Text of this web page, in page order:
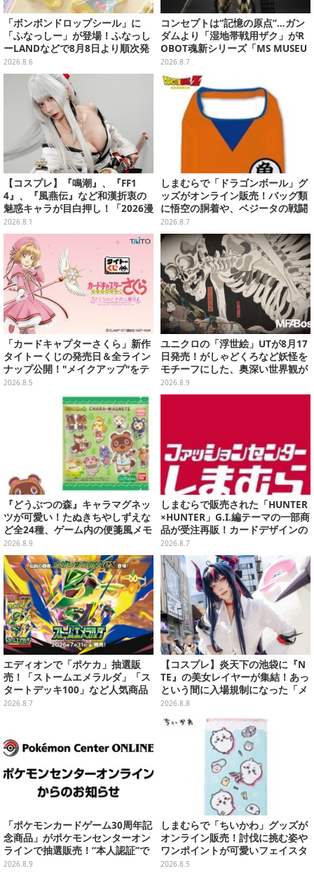
「ボンボンドロップシール」に
「ふなっしー」が登場！ふなっし
ーLANDなどで8月8日より順次発
売
2026.8.6
コンセプトは“記憶の原点”…ガン
ダムより「湿地帯戦用ザク」がR
OBOT魂新シリーズ「MS MUSEU
M」で商品化！博物館イメージの
ベースも注目
2026.8.7
【コスプレ】『鳴潮』、『FF1
4』、『風燕伝』など和漢折衷の
魅惑キャラが目白押し！「2026漫
画博覧会」美麗レイヤー13選【写
真39枚】
2026.8.1
しまむらで「ドラゴンボール」グ
ッズがオンライン販売！バッグ類
に悟空の胴着や、ベジータの戦闘
服を大胆デザイン
2026.8.7
「カードキャプターさくら」新作
タイトーくじの発売日＆全ライン
ナップ公開！"メイクアップ"をテ
ーマに、日常でも使いたくなるア
イテムがズラリ
2026.8.5
ユニクロの「浮世絵」UTが8月17
日発売！がしゃどくろなど妖怪を
モチーフにした、奥深い世界観が
最高にオシャレ
2026.8.9
『どうぶつの森』キャラマグネッ
ツが可愛い！たぬきちやしずえな
ど全24種、ゲーム内の便箋風メモ
カード全10種も
2026.8.9
しまむらで販売された「HUNTER
×HUNTER」G.I.編テーマの一部商
品が受注再販！カードデザインの
キーホルダーや、キルアたちのセ
リフ付ソックスなど
2026.8.7
エディオンで「ポケカ」抽選販
売！「ストームエメラルダ」「ス
タートデッキ100」など人気商品
が対象
2026.8.7
【コスプレ】炎天下の池袋に『N
TE』の美女レイヤーが集結！あっ
という間に入場規制になった「メ
ェメェ村の大冒険」をレポート
【写真28枚】
2026.8.8
「ポケモンカードゲーム30周年記
念商品」がポケモンセンターオン
ラインで抽選販売！“本人認証”で
当選率アップ
2026.8.9
しまむらで「ちいかわ」グッズが
オンライン販売！討伐に挑む姿や
ワンポイントが可愛いフェイスタ
オル、バスマットなど全14種
2026.8.5